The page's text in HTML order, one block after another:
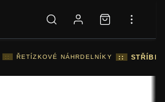
:: ŘETÍZKOVÉ NÁHRDELNÍKY ::